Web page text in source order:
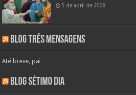
5 de abril de 2008
Blog Três Mensagens
Até breve, pai
Blog Sétimo Dia